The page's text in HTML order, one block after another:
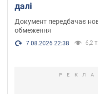
далі
Документ передбачає
обмеження
7.08.2026 22:38 6,2 т.